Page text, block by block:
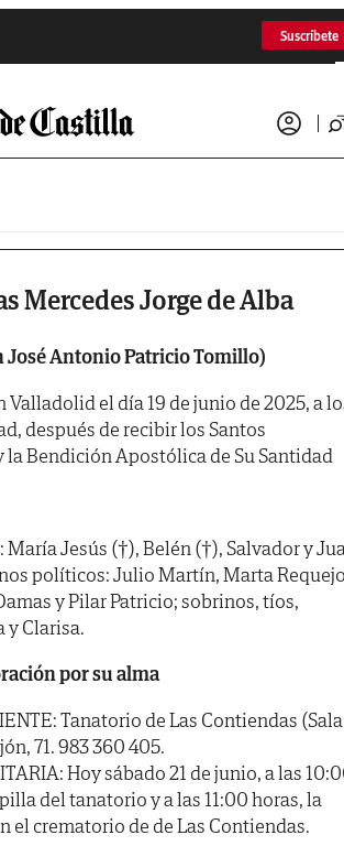
Suscríbete
Mercedes Jorge de Alba
José Antonio Patricio Tomillo)
Valladolid el día 19 de junio de 2025, a
después de recibir los Santos
la Bendición Apostólica de Su Santidad
María Jesús (†), Belén (†), Salvador y
políticos: Julio Martín, Marta
y Pilar Patricio; sobrinos, tíos,
y Clarisa.
por su alma
Tanatorio de Las Contiendas (Sala
71. 983 360 405.
Hoy sábado 21 de junio, a las
del tanatorio y a las 11:00 horas, la
el crematorio de de Las Contiendas.